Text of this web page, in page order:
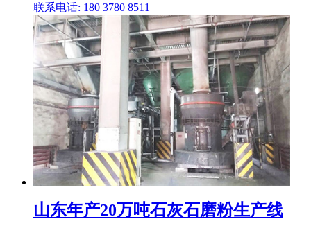
联系电话: 180 3780 8511
山东年产20万吨石灰石磨粉生产线